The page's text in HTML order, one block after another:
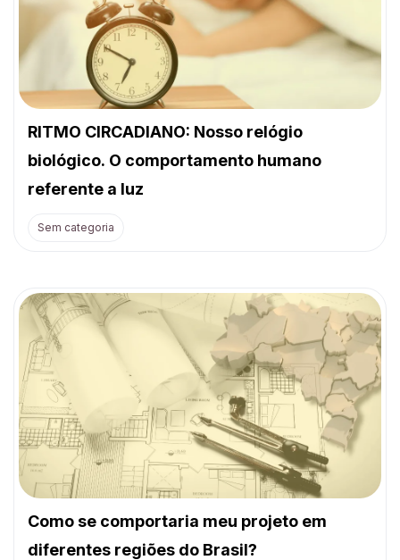
RITMO CIRCADIANO: Nosso relógio
biológico. O comportamento humano
referente a luz
Sem categoria
Como se comportaria meu projeto em
diferentes regiões do Brasil?